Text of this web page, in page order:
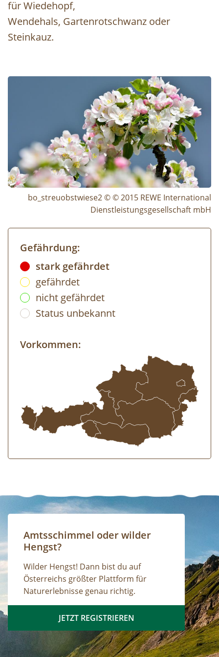
für Wiedehopf,
Wendehals, Gartenrotschwanz oder
Steinkauz.
bo_streuobstwiese2 © © 2015 REWE International
Dienstleistungsgesellschaft mbH
Gefährdung:
stark gefährdet
gefährdet
nicht gefährdet
Status unbekannt
Vorkommen:
Amtsschimmel oder wilder
Hengst?
Wilder Hengst! Dann bist du auf
Österreichs größter Plattform für
Naturerlebnisse genau richtig.
JETZT REGISTRIEREN